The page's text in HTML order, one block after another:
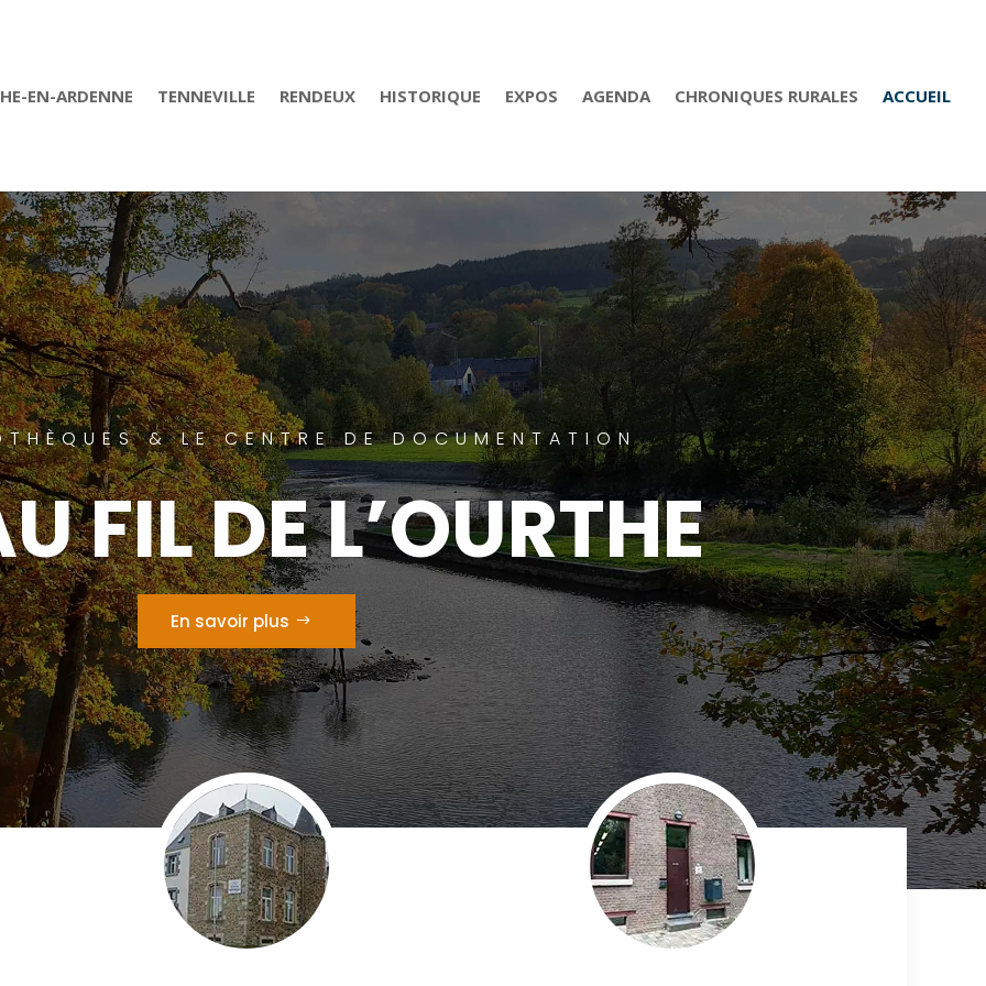
EN-ARDENNE TENNEVILLE RENDEUX HISTORIQUE EXPOS AGENDA CHRONIQUES RURALES ACCUEIL
& LE CENTRE DE DOCUMENTATION
FIL DE L’OURTHE
En savoir plus